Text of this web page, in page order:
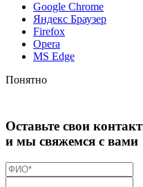
Google Chrome
Яндекс Браузер
Firefox
Opera
MS Edge
Понятно
Оставьте свои
и мы свяжемся с вами